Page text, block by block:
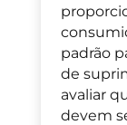
padrão
de
avaliar
devem